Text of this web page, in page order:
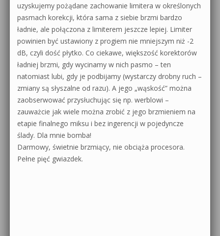
uzyskujemy pożądane zachowanie limitera w określonych
pasmach korekcji, która sama z siebie brzmi bardzo
ładnie, ale połączona z limiterem jeszcze lepiej. Limiter
powinien być ustawiony z progiem nie mniejszym niż -2
dB, czyli dość płytko. Co ciekawe, większość korektorów
ładniej brzmi, gdy wycinamy w nich pasmo – ten
natomiast lubi, gdy je podbijamy (wystarczy drobny ruch –
zmiany są słyszalne od razu). A jego „wąskość” można
zaobserwować przysłuchując się np. werblowi –
zauważcie jak wiele można zrobić z jego brzmieniem na
etapie finalnego miksu i bez ingerencji w pojedyncze
ślady. Dla mnie bomba!
Darmowy, świetnie brzmiący, nie obciąża procesora.
Pełne pięć gwiazdek.